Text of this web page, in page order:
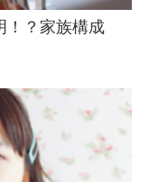
！？家族構成